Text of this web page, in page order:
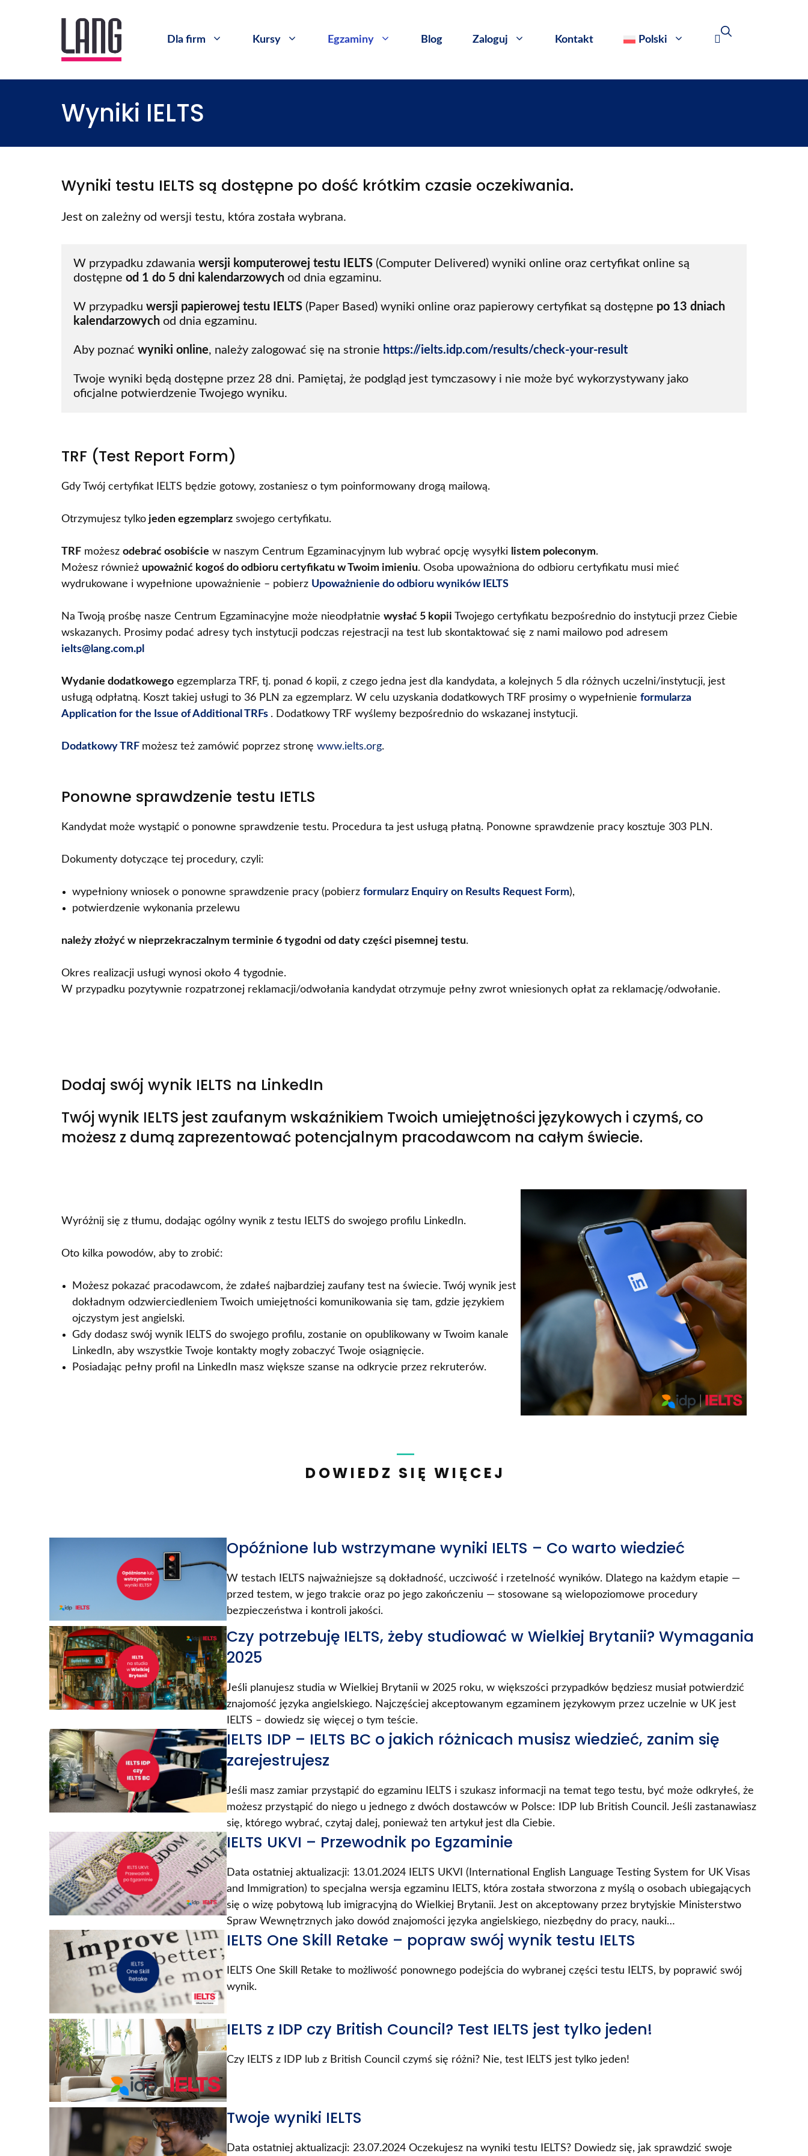
Dla firm Kursy ​Egzaminy Blog Zaloguj Kontakt Polski
Wyniki IELTS
Wyniki testu IELTS są dostępne po dość krótkim czasie oczekiwania.
Jest on zależny od wersji testu, która została wybrana.
W przypadku zdawania wersji komputerowej testu IELTS (Computer Delivered) wyniki online oraz certyfikat online są
dostępne od 1 do 5 dni kalendarzowych od dnia egzaminu.
W przypadku wersji papierowej testu IELTS (Paper Based) wyniki online oraz papierowy certyfikat są dostępne po 13 dniach
kalendarzowych od dnia egzaminu.
Aby poznać wyniki online, należy zalogować się na stronie https://ielts.idp.com/results/check-your-result
Twoje wyniki będą dostępne przez 28 dni. Pamiętaj, że podgląd jest tymczasowy i nie może być wykorzystywany jako
oficjalne potwierdzenie Twojego wyniku.
TRF (Test Report Form)
Gdy Twój certyfikat IELTS będzie gotowy, zostaniesz o tym poinformowany drogą mailową.
Otrzymujesz tylko jeden egzemplarz swojego certyfikatu.
TRF możesz odebrać osobiście w naszym Centrum Egzaminacyjnym lub wybrać opcję wysyłki listem poleconym.
Możesz również upoważnić kogoś do odbioru certyfikatu w Twoim imieniu. Osoba upoważniona do odbioru certyfikatu musi mieć
wydrukowane i wypełnione upoważnienie – pobierz Upoważnienie do odbioru wyników IELTS
Na Twoją prośbę nasze Centrum Egzaminacyjne może nieodpłatnie wysłać 5 kopii Twojego certyfikatu bezpośrednio do instytucji przez Ciebie
wskazanych. Prosimy podać adresy tych instytucji podczas rejestracji na test lub skontaktować się z nami mailowo pod adresem
ielts@lang.com.pl
Wydanie dodatkowego egzemplarza TRF, tj. ponad 6 kopii, z czego jedna jest dla kandydata, a kolejnych 5 dla różnych uczelni/instytucji, jest
usługą odpłatną. Koszt takiej usługi to 36 PLN za egzemplarz. W celu uzyskania dodatkowych TRF prosimy o wypełnienie formularza
Application for the Issue of Additional TRFs . Dodatkowy TRF wyślemy bezpośrednio do wskazanej instytucji.
Dodatkowy TRF możesz też zamówić poprzez stronę www.ielts.org.
Ponowne sprawdzenie testu IETLS
Kandydat może wystąpić o ponowne sprawdzenie testu. Procedura ta jest usługą płatną. Ponowne sprawdzenie pracy kosztuje 303 PLN.
Dokumenty dotyczące tej procedury, czyli:
wypełniony wniosek o ponowne sprawdzenie pracy (pobierz formularz Enquiry on Results Request Form),
potwierdzenie wykonania przelewu
należy złożyć w nieprzekraczalnym terminie 6 tygodni od daty części pisemnej testu.
Okres realizacji usługi wynosi około 4 tygodnie.
W przypadku pozytywnie rozpatrzonej reklamacji/odwołania kandydat otrzymuje pełny zwrot wniesionych opłat za reklamację/odwołanie.
Dodaj swój wynik IELTS na LinkedIn
Twój wynik IELTS jest zaufanym wskaźnikiem Twoich umiejętności językowych i czymś, co
możesz z dumą zaprezentować potencjalnym pracodawcom na całym świecie.
Wyróżnij się z tłumu, dodając ogólny wynik z testu IELTS do swojego profilu LinkedIn.
Oto kilka powodów, aby to zrobić:
Możesz pokazać pracodawcom, że zdałeś najbardziej zaufany test na świecie. Twój wynik jest
dokładnym odzwierciedleniem Twoich umiejętności komunikowania się tam, gdzie językiem
ojczystym jest angielski.
Gdy dodasz swój wynik IELTS do swojego profilu, zostanie on opublikowany w Twoim kanale
LinkedIn, aby wszystkie Twoje kontakty mogły zobaczyć Twoje osiągnięcie.
Posiadając pełny profil na LinkedIn masz większe szanse na odkrycie przez rekruterów.
DOWIEDZ SIĘ WIĘCEJ
Opóźnione lub wstrzymane wyniki IELTS – Co warto wiedzieć
W testach IELTS najważniejsze są dokładność, uczciwość i rzetelność wyników. Dlatego na każdym etapie —
przed testem, w jego trakcie oraz po jego zakończeniu — stosowane są wielopoziomowe procedury
bezpieczeństwa i kontroli jakości.
Czy potrzebuję IELTS, żeby studiować w Wielkiej Brytanii? Wymagania
2025
Jeśli planujesz studia w Wielkiej Brytanii w 2025 roku, w większości przypadków będziesz musiał potwierdzić
znajomość języka angielskiego. Najczęściej akceptowanym egzaminem językowym przez uczelnie w UK jest
IELTS – dowiedz się więcej o tym teście.
IELTS IDP – IELTS BC o jakich różnicach musisz wiedzieć, zanim się
zarejestrujesz
Jeśli masz zamiar przystąpić do egzaminu IELTS i szukasz informacji na temat tego testu, być może odkryłeś, że
możesz przystąpić do niego u jednego z dwóch dostawców w Polsce: IDP lub British Council. Jeśli zastanawiasz
się, którego wybrać, czytaj dalej, ponieważ ten artykuł jest dla Ciebie.
IELTS UKVI – Przewodnik po Egzaminie
Data ostatniej aktualizacji: 13.01.2024 IELTS UKVI (International English Language Testing System for UK Visas
and Immigration) to specjalna wersja egzaminu IELTS, która została stworzona z myślą o osobach ubiegających
się o wizę pobytową lub imigracyjną do Wielkiej Brytanii. Jest on akceptowany przez brytyjskie Ministerstwo
Spraw Wewnętrznych jako dowód znajomości języka angielskiego, niezbędny do pracy, nauki…
IELTS One Skill Retake – popraw swój wynik testu IELTS
IELTS One Skill Retake to możliwość ponownego podejścia do wybranej części testu IELTS, by poprawić swój
wynik.
IELTS z IDP czy British Council? Test IELTS jest tylko jeden!
Czy IELTS z IDP lub z British Council czymś się różni? Nie, test IELTS jest tylko jeden!
Twoje wyniki IELTS
Data ostatniej aktualizacji: 23.07.2024 Oczekujesz na wyniki testu IELTS? Dowiedz się, jak sprawdzić swoje